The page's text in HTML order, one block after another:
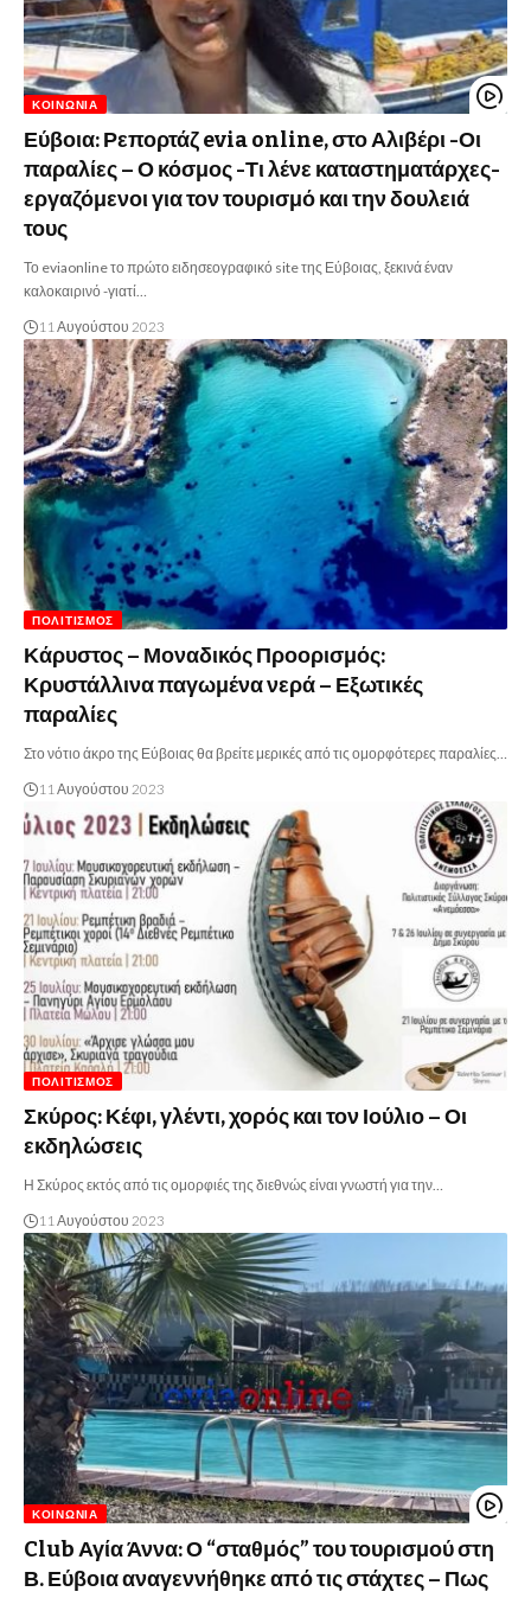
ΚΟΙΝΩΝΊΑ
Εύβοια: Ρεπορτάζ evia online, στο Αλιβέρι -Οι
παραλίες – Ο κόσμος -Τι λένε καταστηματάρχες-
εργαζόμενοι για τον τουρισμό και την δουλειά
τους
Το eviaonline το πρώτο ειδησεογραφικό site της Εύβοιας, ξεκινά έναν
καλοκαιρινό -γιατί…
11 Αυγούστου 2023
ΠΟΛΙΤΙΣΜΌΣ
Κάρυστος – Μοναδικός Προορισμός:
Κρυστάλλινα παγωμένα νερά – Εξωτικές
παραλίες
Στο νότιο άκρο της Εύβοιας θα βρείτε μερικές από τις ομορφότερες παραλίες…
11 Αυγούστου 2023
ΠΟΛΙΤΙΣΜΌΣ
Σκύρος: Κέφι, γλέντι, χορός και τον Ιούλιο – Οι
εκδηλώσεις
Η Σκύρος εκτός από τις ομορφιές της διεθνώς είναι γνωστή για την…
11 Αυγούστου 2023
ΚΟΙΝΩΝΊΑ
Club Αγία Άννα: Ο “σταθμός” του τουρισμού στη
Β. Εύβοια αναγεννήθηκε από τις στάχτες – Πως